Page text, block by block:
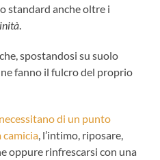
standard anche oltre i
.
spostandosi su suolo
fanno il fulcro del proprio
necessitano di un punto
camicia, l’intimo, riposare,
oppure rinfrescarsi con una